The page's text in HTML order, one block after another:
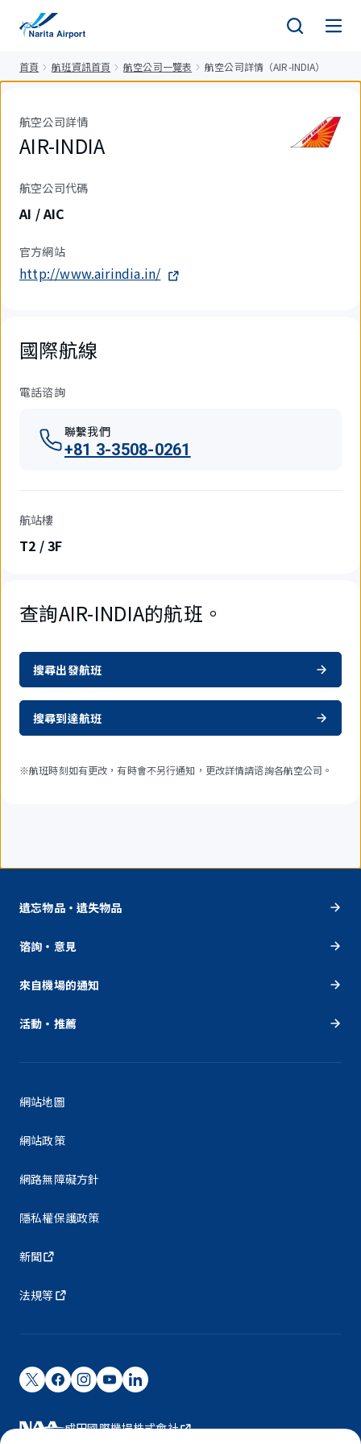
首頁 航班資訊首頁 航空公司一覽表 航空公司詳情（AIR-INDIA）
航空公司詳情
AIR-INDIA
航空公司代碼
AI / AIC
官方網站
http://www.airindia.in/
國際航線
電話谘詢
聯繫我們
+81 3-3508-0261
航站樓
T2 / 3F
查詢AIR-INDIA的航班。
搜尋出發航班
搜尋到達航班
※航班時刻如有更改，有時會不另行通知，更改詳情請谘詢各航空公司。
遺忘物品・遺失物品
谘詢・意見
來自機場的通知
活動・推薦
網站地圖
網站政策
網路無障礙方針
隱私權保護政策
新聞
法規等
成田國際機場株式會社